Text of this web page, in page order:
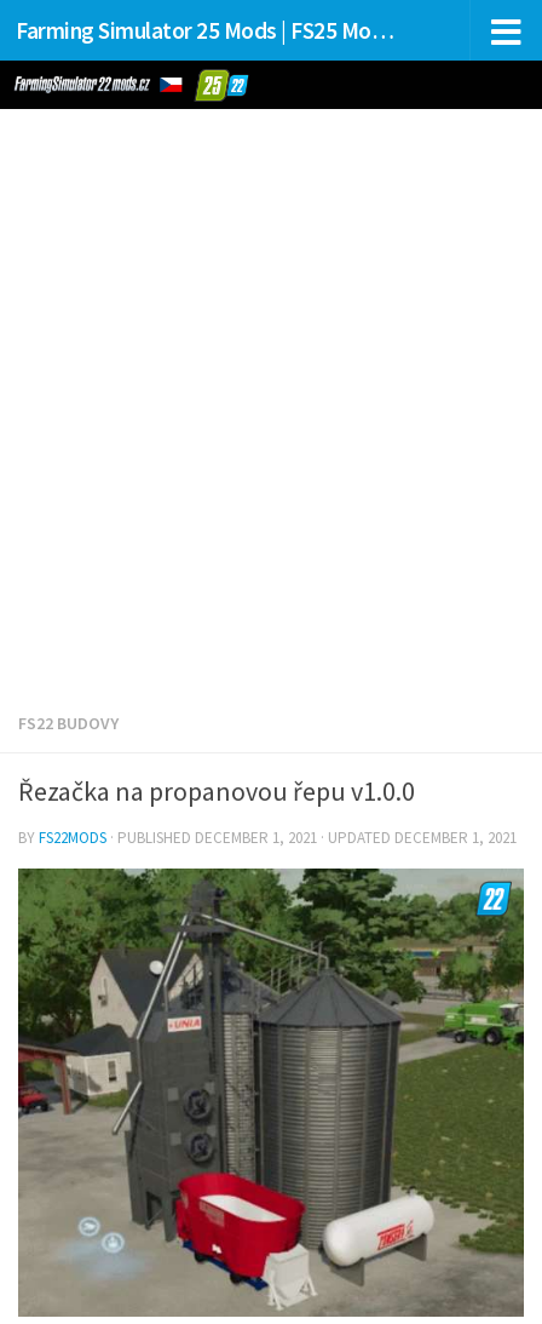
Farming Simulator 25 Mods | FS25 Mods Stahování
FS22 BUDOVY
Řezačka na propanovou řepu v1.0.0
BYFS22MODS · PUBLISHED DECEMBER 1, 2021 · UPDATED DECEMBER 1, 2021